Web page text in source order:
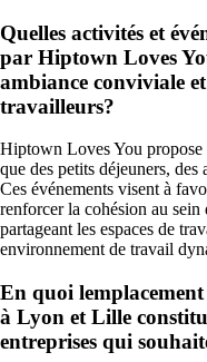
Quelles activités et
par Hiptown Loves
ambiance conviviale
travailleurs?
Hiptown Loves You propose
que des petits déjeuners,
Ces événements visent à
renforcer la cohésion au
partageant les espaces de
environnement de travail
En quoi
à Lyon et Lille
entreprises qui